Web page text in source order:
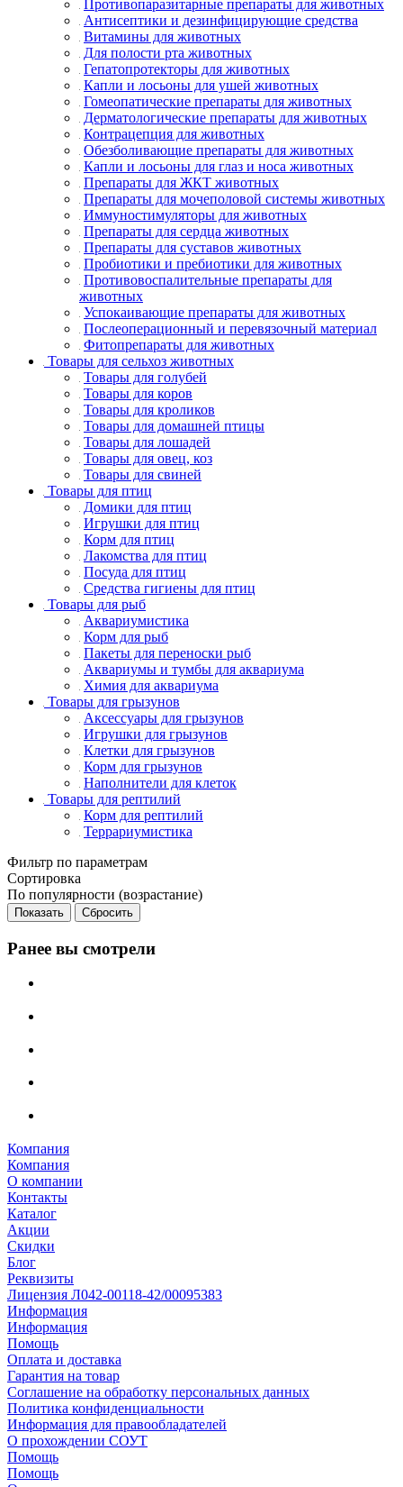
Противопаразитарные препараты для животных
Антисептики и дезинфицирующие средства
Витамины для животных
Для полости рта животных
Гепатопротекторы для животных
Капли и лосьоны для ушей животных
Гомеопатические препараты для животных
Дерматологические препараты для животных
Контрацепция для животных
Обезболивающие препараты для животных
Капли и лосьоны для глаз и носа животных
Препараты для ЖКТ животных
Препараты для мочеполовой системы животных
Иммуностимуляторы для животных
Препараты для сердца животных
Препараты для суставов животных
Пробиотики и пребиотики для животных
Противовоспалительные препараты для
животных
Успокаивающие препараты для животных
Послеоперационный и перевязочный материал
Фитопрепараты для животных
Товары для сельхоз животных
Товары для голубей
Товары для коров
Товары для кроликов
Товары для домашней птицы
Товары для лошадей
Товары для овец, коз
Товары для свиней
Товары для птиц
Домики для птиц
Игрушки для птиц
Корм для птиц
Лакомства для птиц
Посуда для птиц
Средства гигиены для птиц
Товары для рыб
Аквариумистика
Корм для рыб
Пакеты для переноски рыб
Аквариумы и тумбы для аквариума
Химия для аквариума
Товары для грызунов
Аксессуары для грызунов
Игрушки для грызунов
Клетки для грызунов
Корм для грызунов
Наполнители для клеток
Товары для рептилий
Корм для рептилий
Террариумистика
Фильтр по параметрам
Сортировка
По популярности (возрастание)
Сбросить
Ранее вы смотрели
Компания
Компания
О компании
Контакты
Каталог
Акции
Скидки
Блог
Реквизиты
Лицензия Л042-00118-42/00095383
Информация
Информация
Помощь
Оплата и доставка
Гарантия на товар
Соглашение на обработку персональных данных
Политика конфиденциальности
Информация для правообладателей
О прохождении СОУТ
Помощь
Помощь